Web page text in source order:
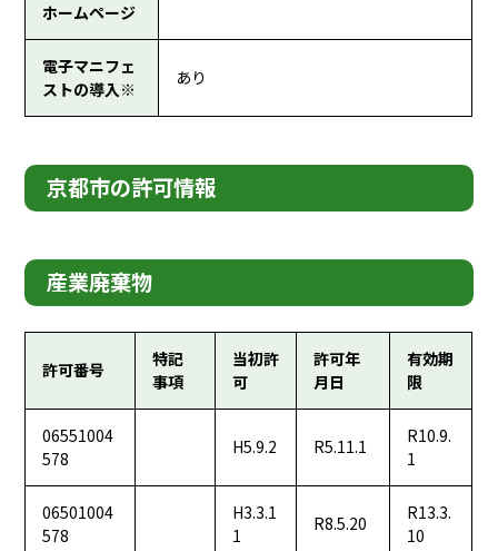
ホームページ
電子マニフェ
ストの導入※
あり
京都市の許可情報
産業廃棄物
許可番号
特記
事項
当初許
可
許可年
月日
有効期
限
06551004
578
H5.9.2 R5.11.1
R10.9.
1
06501004
578
H3.3.1
1
R8.5.20
R13.3.
10